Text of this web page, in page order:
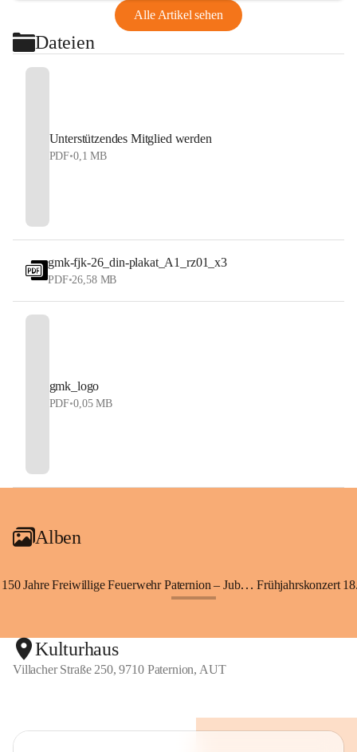
Alle Artikel sehen
Dateien
Unterstützendes Mitglied werden
PDF•0,1 MB
gmk-fjk-26_din-plakat_A1_rz01_x3
PDF•26,58 MB
gmk_logo
PDF•0,05 MB
Alben
150 Jahre Freiwillige Feuerwehr Paternion – Jubiläumsfest Frühjahrskonzert
Kulturhaus
Villacher Straße 250, 9710 Paternion, AUT